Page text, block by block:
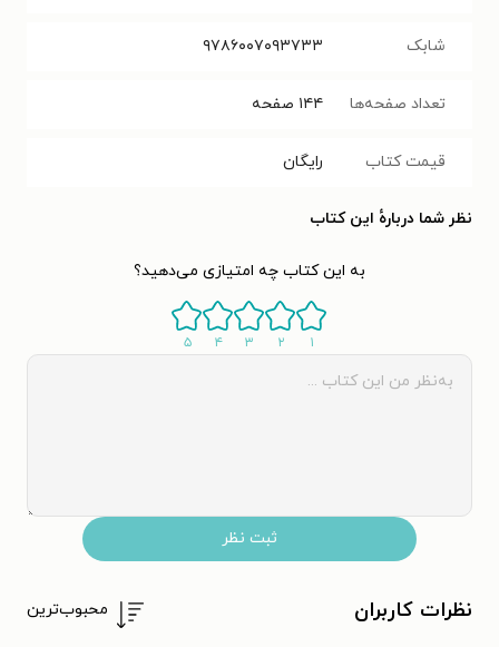
شابک ۹۷۸۶۰۰۷۰۹۳۷۳۳
تعداد صفحه‌ها ۱۴۴ صفحه
قیمت کتاب رایگان
نظر شما دربارهٔ این کتاب
به این کتاب چه امتیازی می‌دهید؟
۱ ۲ ۳ ۴ ۵
ثبت نظر
نظرات کاربران محبوب‌ترین